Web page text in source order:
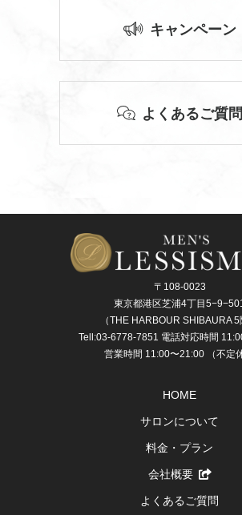
キャンペーン
よくあるご質問
〒108-0023
東京都港区芝浦4丁目5−9−501
（THE HARBOUR SHIBAURA 5
Tell:03-6778-7851 電話対応時間
営業時間 11:00〜21:00 （不定休
HOME
サロンについて
料金・プラン
会社概要
よくあるご質問